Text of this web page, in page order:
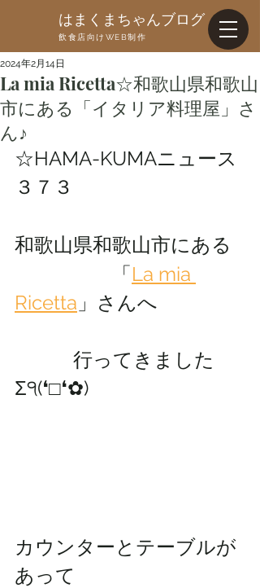
はまくまちゃんブログ
飲食店向けWEB制作
La mia Ricetta☆和歌山県和歌山
市にある「イタリア料理屋」さ
ん♪
2024年2月14日
☆HAMA-KUMAニュース
３７３
和歌山県和歌山市にある
「La mia
Ricetta 」さんへ
行ってきました
Σ੧(❛□❛✿)
カウンターとテーブルが
あって